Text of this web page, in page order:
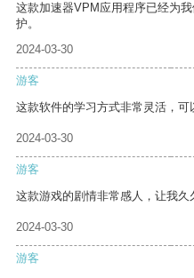
这款加速器VPM应用程序已经为
护。
2024-03-30
游客
这款软件的学习方式非常灵活，可
2024-03-30
游客
这款游戏的剧情非常感人，让我久
2024-03-30
游客